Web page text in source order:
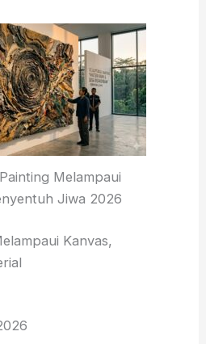
Melampaui
Jiwa 2026
Kanvas,